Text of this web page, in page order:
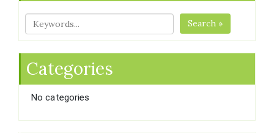
Search »
Categories
No categories